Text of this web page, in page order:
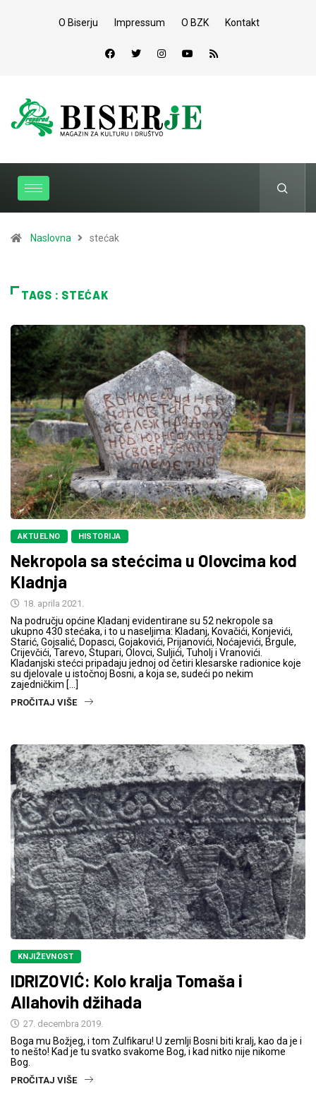
O Biserju Impressum O BZK Kontakt
Naslovna stećak
TAGS : STEĆAK
AKTUELNO HISTORIJA
Nekropola sa stećcima u Olovcima kod
Kladnja
18. aprila 2021.
Na području općine Kladanj evidentirane su 52 nekropole sa
ukupno 430 stećaka, i to u naseljima: Kladanj, Kovačići, Konjevići,
Starić, Gojsalić, Dopasci, Gojakovići, Prijanovići, Noćajevići, Brgule,
Crijevčići, Tarevo, Stupari, Olovci, Suljići, Tuholj i Vranovići.
Kladanjski stećci pripadaju jednoj od četiri klesarske radionice koje
su djelovale u istočnoj Bosni, a koja se, sudeći po nekim
zajedničkim […]
PROČITAJ VIŠE
KNJIŽEVNOST
IDRIZOVIĆ: Kolo kralja Tomaša i
Allahovih džihada
27. decembra 2019.
Boga mu Božjeg, i tom Zulfikaru! U zemlji Bosni biti kralj, kao da je i
to nešto! Kad je tu svatko svakome Bog, i kad nitko nije nikome
Bog.
PROČITAJ VIŠE